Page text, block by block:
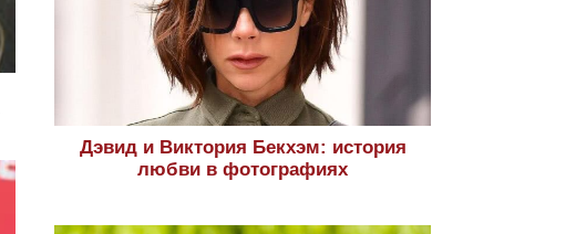
Дэвид и Виктория Бекхэм: история
любви в фотографиях